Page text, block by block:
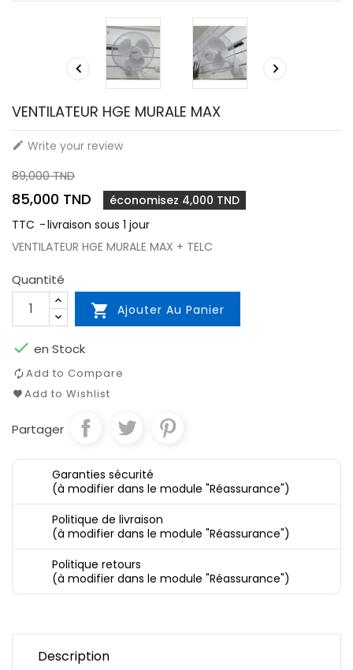
 
VENTILATEUR HGE MURALE MAX
 Write your review
89,000 TND
85,000 TND
économisez 4,000 TND
TTC
livraison sous 1 jour
VENTILATEUR HGE MURALE MAX + TELC
Quantité
 Ajouter Au Panier
 en Stock
Add to Compare
Add to Wishlist
Partager
Garanties sécurité
(à modifier dans le module "Réassurance")
Politique de livraison
(à modifier dans le module "Réassurance")
Politique retours
(à modifier dans le module "Réassurance")
Description